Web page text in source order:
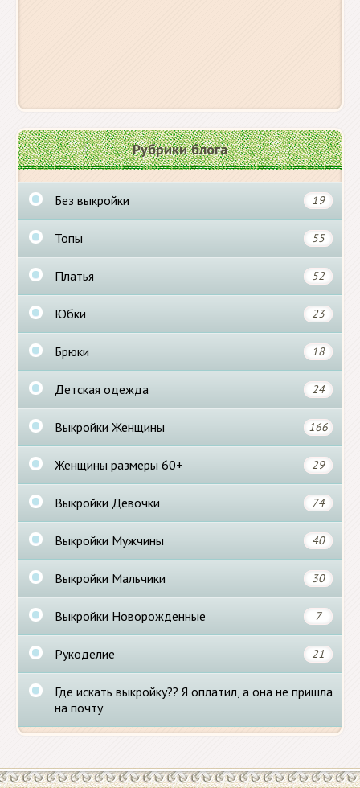
Рубрики блога
Без выкройки 19
Топы 55
Платья 52
Юбки 23
Брюки 18
Детская одежда 24
Выкройки Женщины 166
Женщины размеры 60+ 29
Выкройки Девочки 74
Выкройки Мужчины 40
Выкройки Мальчики 30
Выкройки Новорожденные 7
Рукоделие 21
Где искать выкройку?? Я оплатил, а она не пришла
на почту